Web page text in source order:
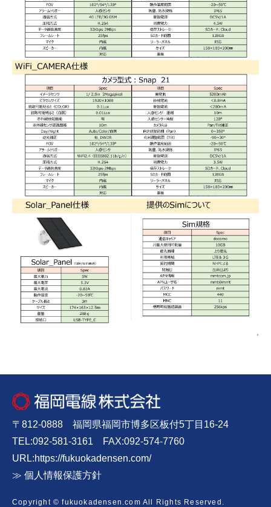
〒812-0888 福岡県福岡市博多区板付5丁目16-24
TEL:092-581-3161 FAX:092-574-7760
URL:https://fukuokadensen.com/
≫ 個人情報保護方針
Copyright © fukuokadensen.com All Rights Reserved.